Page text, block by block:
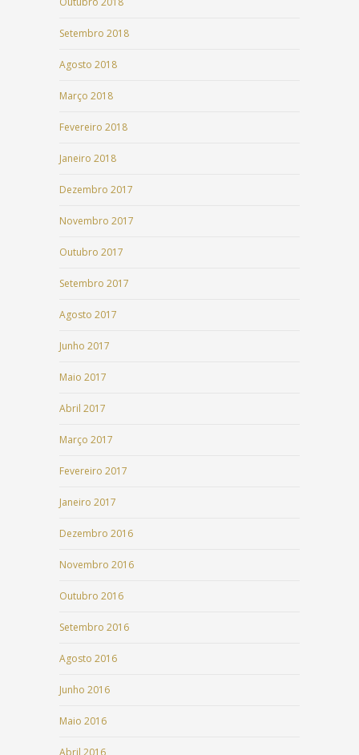
Setembro 2018
Agosto 2018
Março 2018
Fevereiro 2018
Janeiro 2018
Dezembro 2017
Novembro 2017
Outubro 2017
Setembro 2017
Agosto 2017
Junho 2017
Maio 2017
Abril 2017
Março 2017
Fevereiro 2017
Janeiro 2017
Dezembro 2016
Novembro 2016
Outubro 2016
Setembro 2016
Agosto 2016
Junho 2016
Maio 2016
Abril 2016